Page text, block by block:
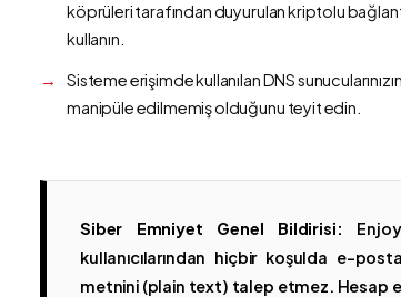
köprüleri tarafından duyurulan kriptolu
kullanın.
Sisteme erişimde kullanılan DNS
manipüle edilmemiş olduğunu teyit edin.
Siber Emniyet Genel Bildirisi:
kullanıcılarından hiçbir koşulda e-
metnini (plain text) talep etmez. Hesap